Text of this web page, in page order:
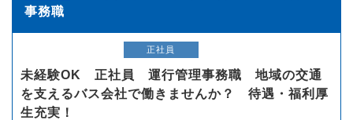
事務職
正社員
未経験OK 正社員 運行管理事務職 地域の交通
を支えるバス会社で働きませんか？ 待遇・福利厚
生充実！